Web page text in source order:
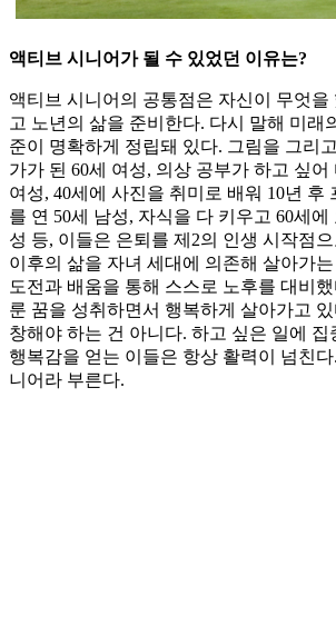
액티브 시니어가 될 수 있었던 이유는?
액티브 시니어의 공통점은 자신이 무엇을
고 노년의 삶을 준비한다. 다시 말해 미래
준이 명확하게 정립돼 있다. 그림을 그리
가가 된 60세 여성, 의상 공부가 하고 싶어
여성, 40세에 사진을 취미로 배워 10년 후
를 연 50세 남성, 자식을 다 키우고 60세
성 등, 이들은 은퇴를 제2의 인생 시작점
이후의 삶을 자녀 세대에 의존해 살아가
도전과 배움을 통해 스스로 노후를 대비했
룬 꿈을 성취하면서 행복하게 살아가고
창해야 하는 건 아니다. 하고 싶은 일에
행복감을 얻는 이들은 항상 활력이 넘친다
니어라 부른다.